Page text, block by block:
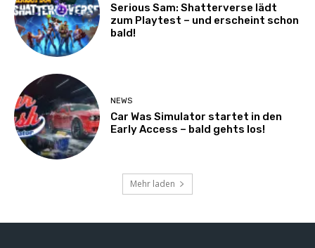
Serious Sam: Shatterverse lädt
zum Playtest – und erscheint schon
bald!
NEWS
Car Was Simulator startet in den
Early Access – bald gehts los!
Mehr laden